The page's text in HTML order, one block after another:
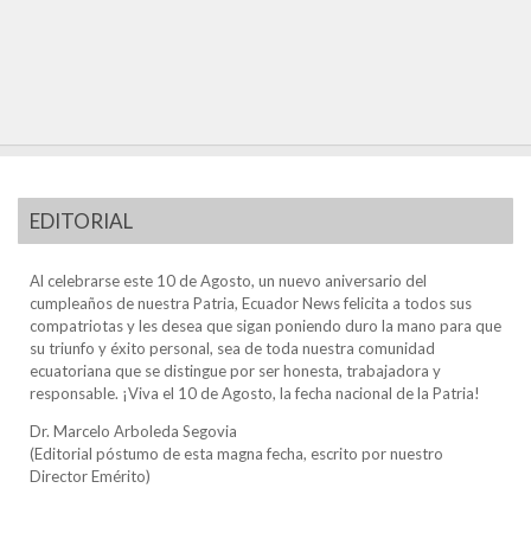
EDITORIAL
Al celebrarse este 10 de Agosto, un nuevo aniversario del
cumpleaños de nuestra Patria, Ecuador News felicita a todos sus
compatriotas y les desea que sigan poniendo duro la mano para que
su triunfo y éxito personal, sea de toda nuestra comunidad
ecuatoriana que se distingue por ser honesta, trabajadora y
responsable. ¡Viva el 10 de Agosto, la fecha nacional de la Patria!
Dr. Marcelo Arboleda Segovia
(Editorial póstumo de esta magna fecha, escrito por nuestro
Director Emérito)